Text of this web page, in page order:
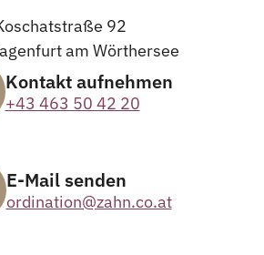
92
am Wörthersee
Kontakt aufnehmen
+43 463 50 42 20
E-Mail senden
ordination@zahn.co.at